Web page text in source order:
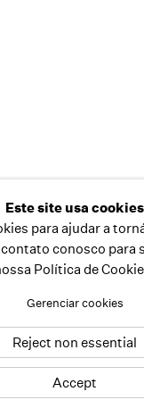
Este site usa cookies
para ajudar a
conosco para
Política de
Gerenciar cookies
Reject non essential
Accept